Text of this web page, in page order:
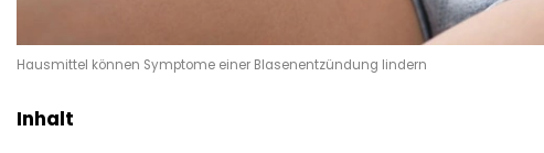
Hausmittel können Symptome einer Blasenentzündung lindern
Inhalt